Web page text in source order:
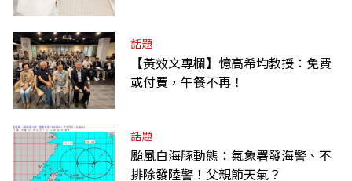
話題
【黃效文專欄】憶高希均教授：免費
或付費，午餐不再！
話題
颱風白海豚動態：氣象署發海警、不
排除發陸警！父親節天氣？